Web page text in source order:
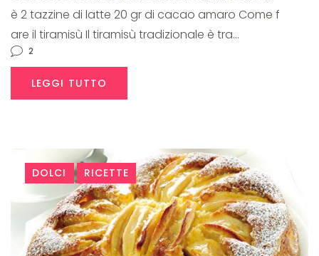
è 2 tazzine di latte 20 gr di cacao amaro Come f
are il tiramisù Il tiramisù tradizionale è tra…
2
LEGGI TUTTO
DOLCI RICETTE